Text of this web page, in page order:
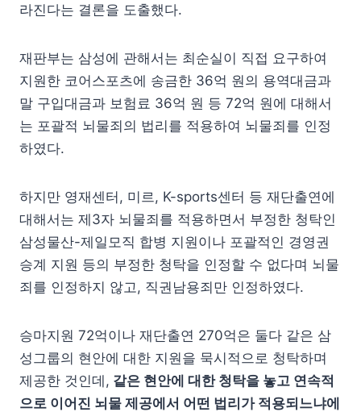
라진다는 결론을 도출했다.
재판부는 삼성에 관해서는 최순실이 직접 요구하여
지원한 코어스포츠에 송금한 36억 원의 용역대금과
말 구입대금과 보험료 36억 원 등 72억 원에 대해서
는 포괄적 뇌물죄의 법리를 적용하여 뇌물죄를 인정
하였다.
하지만 영재센터, 미르, K-sports센터 등 재단출연에
대해서는 제3자 뇌물죄를 적용하면서 부정한 청탁인
삼성물산-제일모직 합병 지원이나 포괄적인 경영권
승계 지원 등의 부정한 청탁을 인정할 수 없다며 뇌물
죄를 인정하지 않고, 직권남용죄만 인정하였다.
승마지원 72억이나 재단출연 270억은 둘다 같은 삼
성그룹의 현안에 대한 지원을 묵시적으로 청탁하며
제공한 것인데, 같은 현안에 대한 청탁을 놓고 연속적
으로 이어진 뇌물 제공에서 어떤 법리가 적용되느냐에